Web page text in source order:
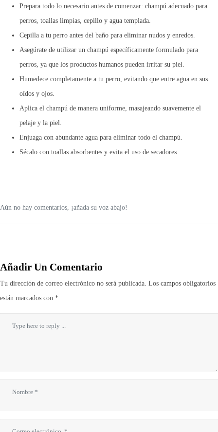
Prepara todo lo necesario antes de comenzar: champú adecuado para
perros, toallas limpias, cepillo y agua templada.
Cepilla a tu perro antes del baño para eliminar nudos y enredos.
Asegúrate de utilizar un champú específicamente formulado para
perros, ya que los productos humanos pueden irritar su piel.
Humedece completamente a tu perro, evitando que entre agua en sus
oídos y ojos.
Aplica el champú de manera uniforme, masajeando suavemente el
pelaje y la piel.
Enjuaga con abundante agua para eliminar todo el champú.
Sécalo con toallas absorbentes y evita el uso de secadores
Aún no hay comentarios, ¡añada su voz abajo!
Añadir Un Comentario
Tu dirección de correo electrónico no será publicada. Los campos obligatorios
están marcados con *